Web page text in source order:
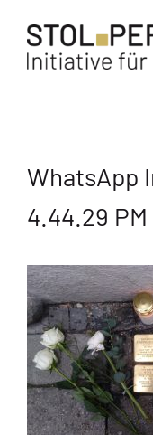
Inhalt
springen
München
Termine
Über uns
Jugendliche
WhatsApp
4.44.29 PM